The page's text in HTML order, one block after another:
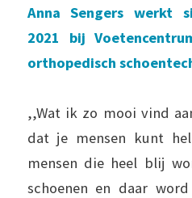
Anna Sengers werkt
2021 bij
orthopedisch
,,Wat ik zo mooi vind
dat je mensen kunt
mensen die heel blij
schoenen en daar